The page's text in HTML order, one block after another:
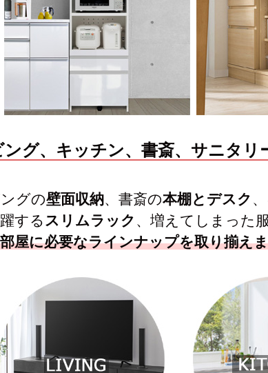
ング、キッチン、書斎、サニタ
グの壁面収納、書斎の本棚とデスク
する スリムラック 、増えてしまった
屋に必要なラインナップを取り揃え